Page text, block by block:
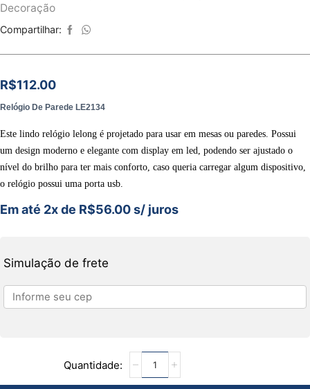
Decoração
Compartilhar:
R$112.00
Relógio De Parede LE2134
Este lindo relógio lelong é projetado para usar em mesas ou paredes. Possui
um design moderno e elegante com display em led, podendo ser ajustado o
nível do brilho para ter mais conforto, caso queria carregar algum dispositivo,
o relógio possui uma porta usb.
Em até 2x de R$56.00s/ juros
Simulação de frete